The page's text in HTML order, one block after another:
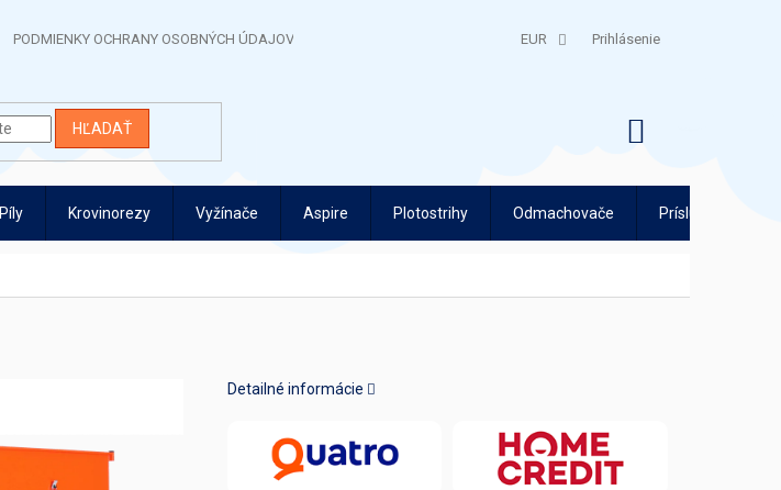
PODMIENKY OCHRANY OSOBNÝCH ÚDAJOV EUR Prihlásenie
HĽADAŤ
Píly Krovinorezy Vyžínače Aspire Plotostrihy Odmachovače Príslušenstvo
Detailné informácie